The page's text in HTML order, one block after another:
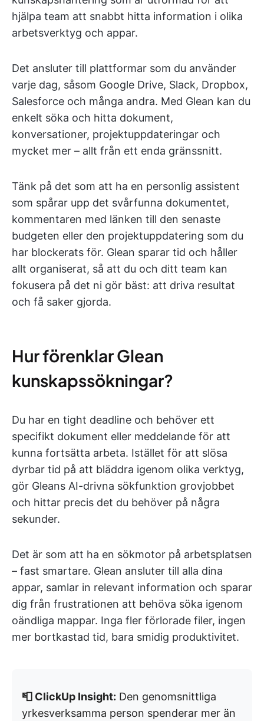
hjälpa team att snabbt hitta information i olika
arbetsverktyg och appar.
Det ansluter till plattformar som du använder
varje dag, såsom Google Drive, Slack, Dropbox,
Salesforce och många andra. Med Glean kan du
enkelt söka och hitta dokument,
konversationer, projektuppdateringar och
mycket mer – allt från ett enda gränssnitt.
Tänk på det som att ha en personlig assistent
som spårar upp det svårfunna dokumentet,
kommentaren med länken till den senaste
budgeten eller den projektuppdatering som du
har blockerats för. Glean sparar tid och håller
allt organiserat, så att du och ditt team kan
fokusera på det ni gör bäst: att driva resultat
och få saker gjorda.
Hur förenklar Glean
kunskapssökningar?
Du har en tight deadline och behöver ett
specifikt dokument eller meddelande för att
kunna fortsätta arbeta. Istället för att slösa
dyrbar tid på att bläddra igenom olika verktyg,
gör Gleans AI-drivna sökfunktion grovjobbet
och hittar precis det du behöver på några
sekunder.
Det är som att ha en sökmotor på arbetsplatsen
– fast smartare. Glean ansluter till alla dina
appar, samlar in relevant information och sparar
dig från frustrationen att behöva söka igenom
oändliga mappar. Inga fler förlorade filer, ingen
mer bortkastad tid, bara smidig produktivitet.
📮 ClickUp Insight: Den genomsnittliga
yrkesverksamma person spenderar mer än